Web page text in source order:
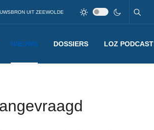
UIT ZEEWOLDE
NIEUWS DOSSIERS LOZ PODCAST